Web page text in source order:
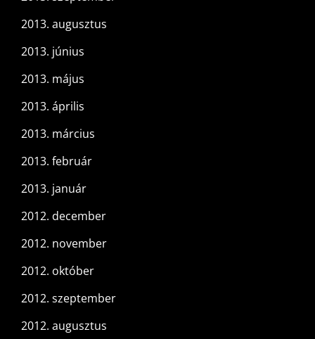
2013. augusztus
2013. június
2013. május
2013. április
2013. március
2013. február
2013. január
2012. december
2012. november
2012. október
2012. szeptember
2012. augusztus